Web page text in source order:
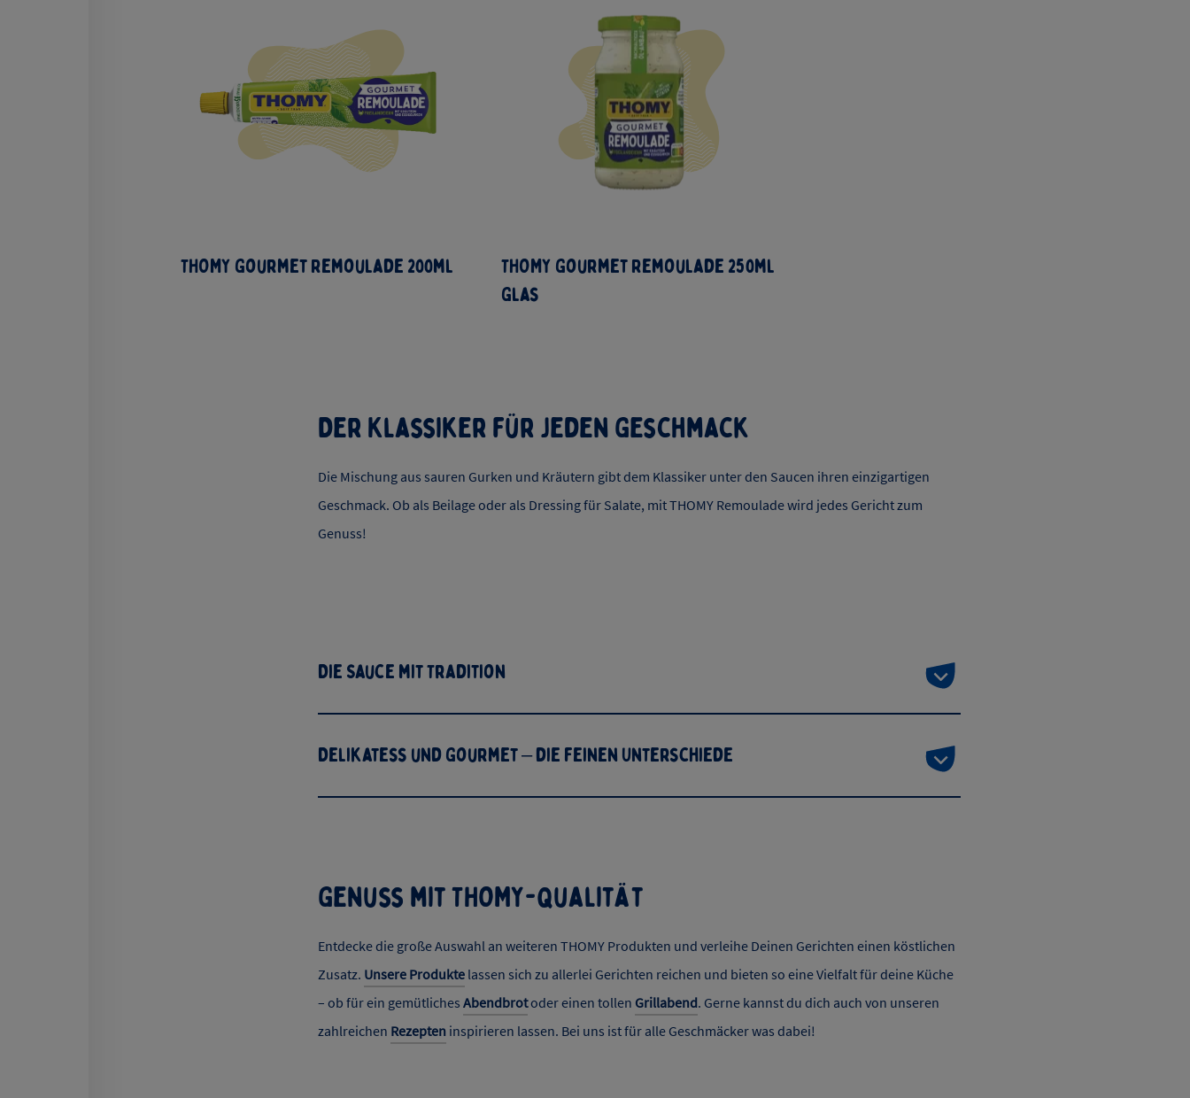
THOMY Gourmet Remoulade 200ml
THOMY Gourmet Remoulade 250ml
Glas
Der Klassiker für jeden Geschmack
Die Mischung aus sauren Gurken und Kräutern gibt dem Klassiker unter den Saucen ihren einzigartigen
Geschmack. Ob als Beilage oder als Dressing für Salate, mit THOMY Remoulade wird jedes Gericht zum
Genuss!
Die Sauce mit Tradition
Delikatess und Gourmet – die feinen Unterschiede
Genuss mit THOMY-Qualität
Entdecke die große Auswahl an weiteren THOMY Produkten und verleihe Deinen Gerichten einen köstlichen
Zusatz. Unsere Produkte lassen sich zu allerlei Gerichten reichen und bieten so eine Vielfalt für deine Küche
– ob für ein gemütlichesAbendbrotoder einen tollen Grillabend. Gerne kannst du dich auch von unseren
zahlreichen Rezepten inspirieren lassen. Bei uns ist für alle Geschmäcker was dabei!